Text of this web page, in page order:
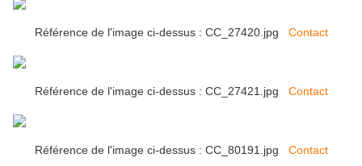
Référence de l'image ci-dessus : CC_27420.jpg Contact
Référence de l'image ci-dessus : CC_27421.jpg Contact
Référence de l'image ci-dessus : CC_80191.jpg Contact